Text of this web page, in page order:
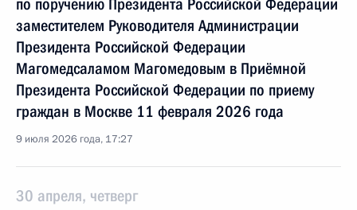
по поручению Президента Российской Федерации
заместителем Руководителя Администрации
Президента Российской Федерации
Магомедсаламом Магомедовым в Приёмной
Президента Российской Федерации по приему
граждан в Москве 11 февраля 2026 года
9 июля 2026 года, 17:27
30 апреля, четверг